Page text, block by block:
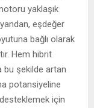
yaklaşık
yandan, eşdeğer
bağlı olarak
Hem hibrit
bu şekilde artan
potansiyeline
için